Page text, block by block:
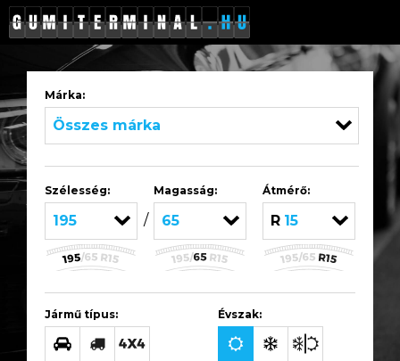
Márka:
Összes márka
Szélesség:
195 /
Magasság:
65
Átmérő:
R15
Jármű típus: Évszak: